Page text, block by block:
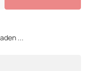
...